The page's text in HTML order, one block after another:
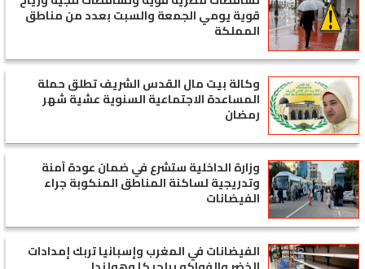
قوية يومي الجمعة والسبت بعدد من مناطق
المملكة
وكالة بيت مال القدس الشريف تطلق حملة
المساعدة الاجتماعية السنوية عشية شهر
رمضان
وزارة الداخلية ستشرع في ضمان عودة آمنة
وتدريجية لساكنة المناطق المنكوبة جراء
الفيضانات
الفيضانات في المغرب وإسبانيا تربك إمدادات